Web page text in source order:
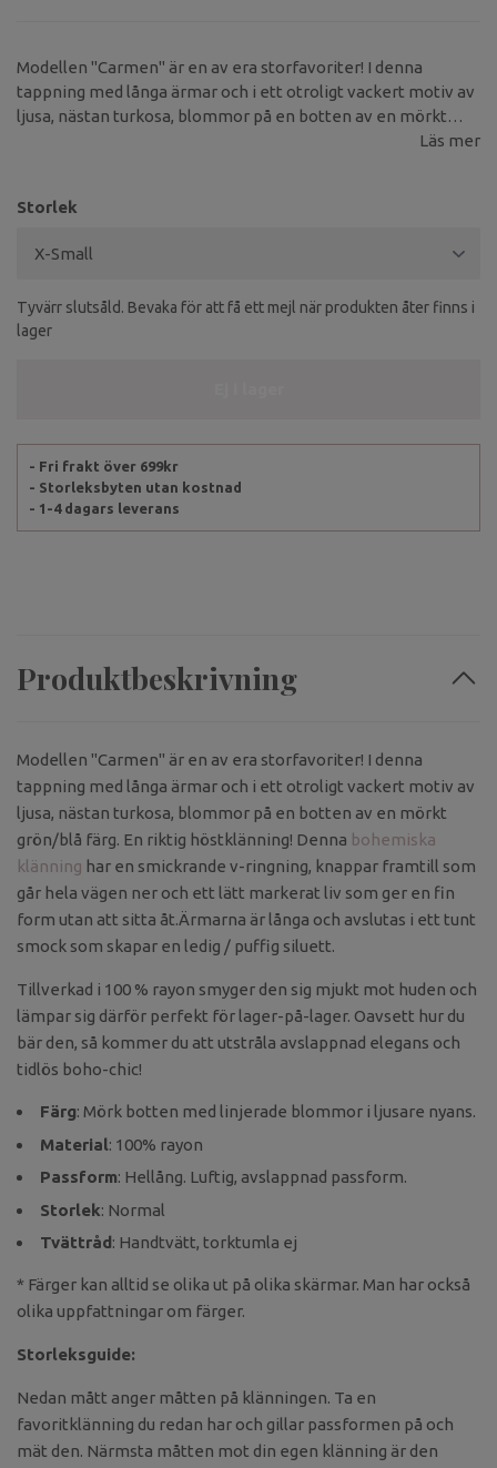
Modellen "Carmen" är en av era storfavoriter! I denna
tappning med långa ärmar och i ett otroligt vackert motiv av
ljusa, nästan turkosa, blommor på en botten av en mörkt
grön/blå färg. En riktig höstklänning! Denna bohemiska
form utan att sitta åt.
Läs mer
Storlek
Tyvärr slutsåld. Bevaka för att få ett mejl när produkten åter finns i
lager
- Fri frakt över 699kr
- Storleksbyten utan kostnad
- 1-4 dagars leverans
Produktbeskrivning
Modellen "Carmen" är en av era storfavoriter! I denna
tappning med långa ärmar och i ett otroligt vackert motiv av
ljusa, nästan turkosa, blommor på en botten av en mörkt
grön/blå färg. En riktig höstklänning! Denna bohemiska
klänning har en smickrande v-ringning, knappar framtill som
går hela vägen ner och ett lätt markerat liv som ger en fin
form utan att sitta åt.Ärmarna är långa och avslutas i ett tunt
smock som skapar en ledig / puffig siluett.
Tillverkad i 100 % rayon smyger den sig mjukt mot huden och
lämpar sig därför perfekt för lager-på-lager. Oavsett hur du
bär den, så kommer du att utstråla avslappnad elegans och
tidlös boho-chic!
Färg: Mörk botten med linjerade blommor i ljusare nyans.
Material: 100% rayon
Passform: Hellång. Luftig, avslappnad passform.
Storlek: Normal
Tvättråd: Handtvätt, torktumla ej
* Färger kan alltid se olika ut på olika skärmar. Man har också
olika uppfattningar om färger.
Storleksguide:
Nedan mått anger måtten på klänningen. Ta en
favoritklänning du redan har och gillar passformen på och
mät den. Närmsta måtten mot din egen klänning är den